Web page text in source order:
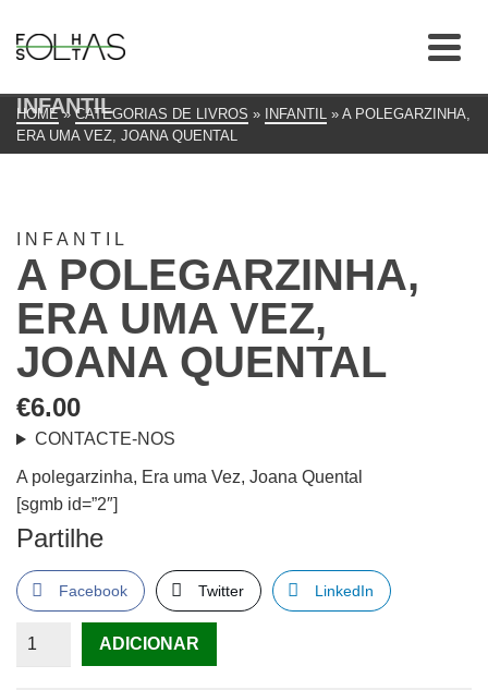
INFANTIL
HOME » CATEGORIAS DE LIVROS » INFANTIL » A POLEGARZINHA,
ERA UMA VEZ, JOANA QUENTAL
INFANTIL
A POLEGARZINHA,
ERA UMA VEZ,
JOANA QUENTAL
€6.00
CONTACTE-NOS
A polegarzinha, Era uma Vez, Joana Quental
[sgmb id=”2″]
Partilhe
Facebook Twitter LinkedIn
QuantidadeADICIONAR